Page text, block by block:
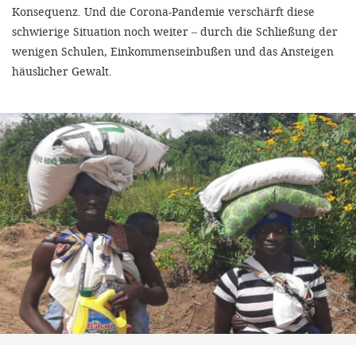
Konsequenz. Und die Corona-Pandemie verschärft diese
schwierige Situation noch weiter – durch die Schließung der
wenigen Schulen, Einkommenseinbußen und das Ansteigen
häuslicher Gewalt.